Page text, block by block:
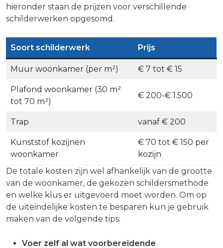
hieronder staan de prijzen voor verschillende
schilderwerken opgesomd.
Soort schilderwerk Prijs
Muur woonkamer (per m²) € 7 tot € 15
Plafond woonkamer (30 m²
tot 70 m²)
€ 200-€ 1.500
Trap vanaf € 200
Kunststof kozijnen
woonkamer
€ 70 tot € 150 per
kozijn
De totale kosten zijn wel afhankelijk van de grootte
van de woonkamer, de gekozen schildersmethode
en welke klus er uitgevoerd moet worden. Om op
de uiteindelijke kosten te besparen kun je gebruik
maken van de volgende tips:
Voer zelf al wat voorbereidende